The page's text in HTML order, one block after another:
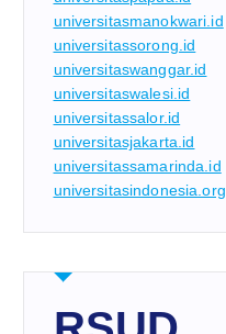
universitasmanokwari.id
universitassorong.id
universitaswanggar.id
universitaswalesi.id
universitassalor.id
universitasjakarta.id
universitassamarinda.id
universitasindonesia.org